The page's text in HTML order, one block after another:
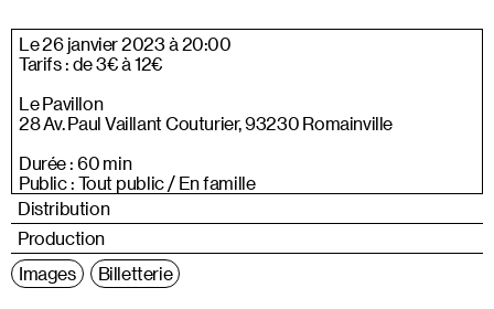
Le 26 janvier 2023 à 20:00
Tarifs : de 3€ à 12€
Le Pavillon
28 Av. Paul Vaillant Couturier, 93230 Romainville
Durée : 60 min
Public : Tout public / En famille
Distribution
Production
Images
Billetterie